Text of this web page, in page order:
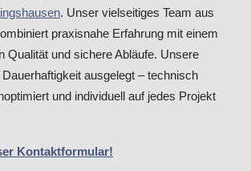
. Unser vielseitiges Team aus
praxisnahe Erfahrung mit einem
Qualität und sichere Abläufe. Unsere
ausgelegt – technisch
und individuell auf jedes Projekt
Kontaktformular!